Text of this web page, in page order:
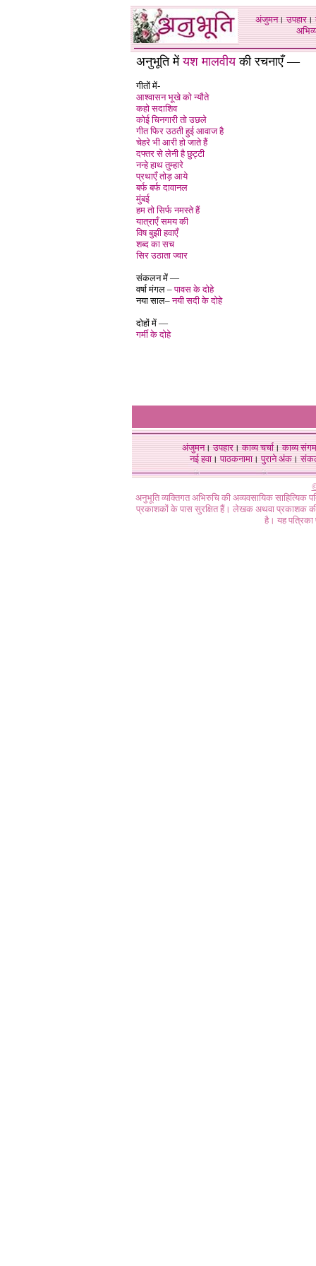
अंजुमन।उपहार।
अनुभूति मेंयश मालवीयकी रचनाएँ —
गीतों में-
आश्वासन भूखे को न्यौते
कहो सदाशिव
कोई चिनगारी तो उछले
गीत फिर उठती हुई आवाज है
चेहरे भी आरी हो जाते हैं
दफ्तर से लेनी है छुट्टी
नन्हे हाथ तुम्हारे
प्रथाएँ तोड़ आये
बर्फ बर्फ दावानल
मुंबई
हम तो सिर्फ नमस्ते हैं
यात्राएँ समय की
विष बुझी हवाएँ
शब्द का सच
सिर उठाता ज्वार
संकलन में —
वर्षा मंगल –पावस के दोहे
नया साल–नयी सदी के दोहे
दोहों में —
गर्मी के दोहे
अंजुमन।उपहार।काव्य चर्चा।काव्य संगम
नई हवा। पाठकनामा। पुराने अंक।
अनुभूति व्यक्तिगत अभिरुचि की अव्यवसायिक
प्रकाशकों के पास सुरक्षित हैं। लेखक अथवा प्रकाशक की
है। यह पत्रिका